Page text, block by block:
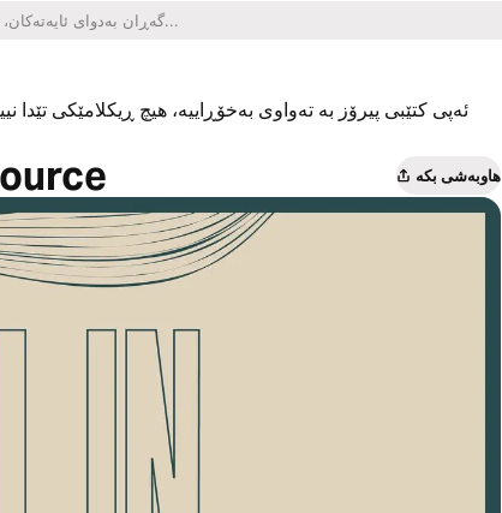
ئەپی کتێبی پیرۆز بە تەواوی بەخۆڕاییە، هیچ ڕیکلامێکی تێدا
هاوبەشی بکە